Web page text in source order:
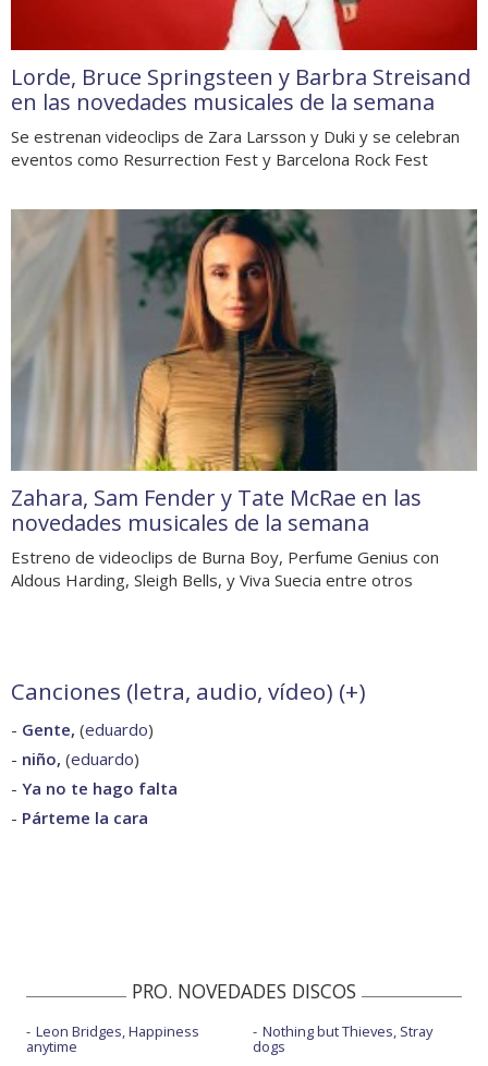
Lorde, Bruce Springsteen y Barbra Streisand
en las novedades musicales de la semana
Se estrenan videoclips de Zara Larsson y Duki y se celebran
eventos como Resurrection Fest y Barcelona Rock Fest
Zahara, Sam Fender y Tate McRae en las
novedades musicales de la semana
Estreno de videoclips de Burna Boy, Perfume Genius con
Aldous Harding, Sleigh Bells, y Viva Suecia entre otros
Canciones (letra, audio, vídeo) (+)
- Gente, (eduardo)
- niño, (eduardo)
- Ya no te hago falta
- Párteme la cara
PRO. NOVEDADES DISCOS
Leon Bridges, Happiness
anytime
Nothing but Thieves, Stray
dogs